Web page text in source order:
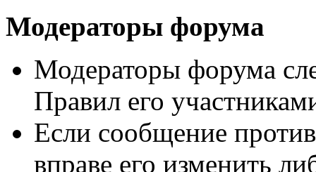
Модераторы форума
Модераторы форума
Правил его
Если сообщение
вправе его изменить